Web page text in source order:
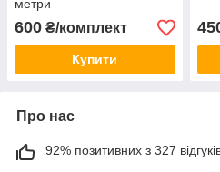
метри
600 ₴/комплект
Купити
Про нас
92% позитивних з 327